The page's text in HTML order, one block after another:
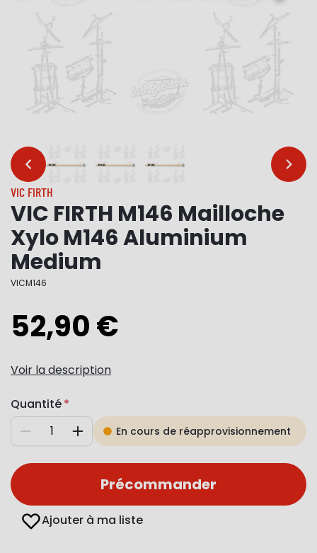
… …
VIC FIRTH
VIC FIRTH M146 Mailloche
Xylo M146 Aluminium
Medium
VICM146
52,90 €
Voir la description
Quantité
Diminuer AugmenterEn cours de réapprovisionnement
Précommander
Ajouter à ma liste